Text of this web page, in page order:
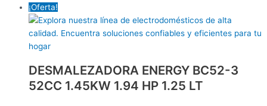
¡Oferta!
DESMALEZADORA ENERGY BC52-3
52CC 1.45KW 1.94 HP 1.25 LT